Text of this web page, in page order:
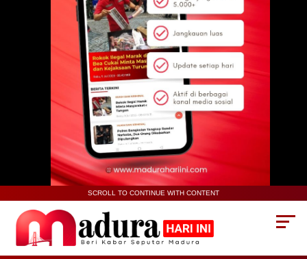
SCROLL TO CONTINUE WITH CONTENT